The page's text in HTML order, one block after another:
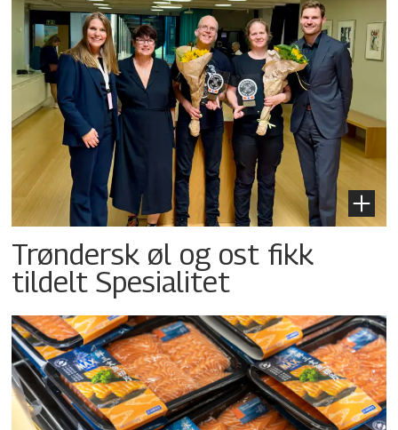
Trøndersk øl og ost fikk
tildelt Spesialitet